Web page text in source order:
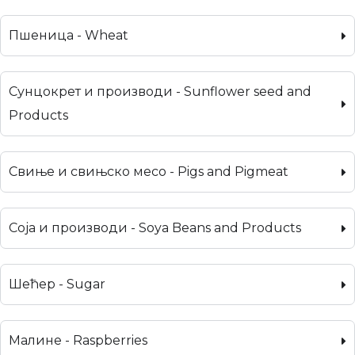
Пшеница - Wheat
Сунцокрет и производи - Sunflower seed and
Products
Свиње и свињско месо - Pigs and Pigmeat
Соја и производи - Soya Beans and Products
Шећер - Sugar
Малине - Raspberries